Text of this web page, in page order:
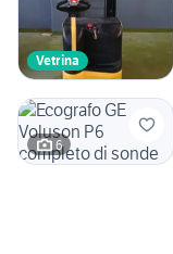
Vetrina
6